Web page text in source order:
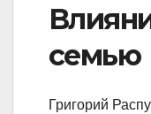
семью
Григорий